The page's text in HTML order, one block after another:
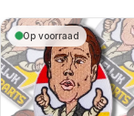
Op voorraad